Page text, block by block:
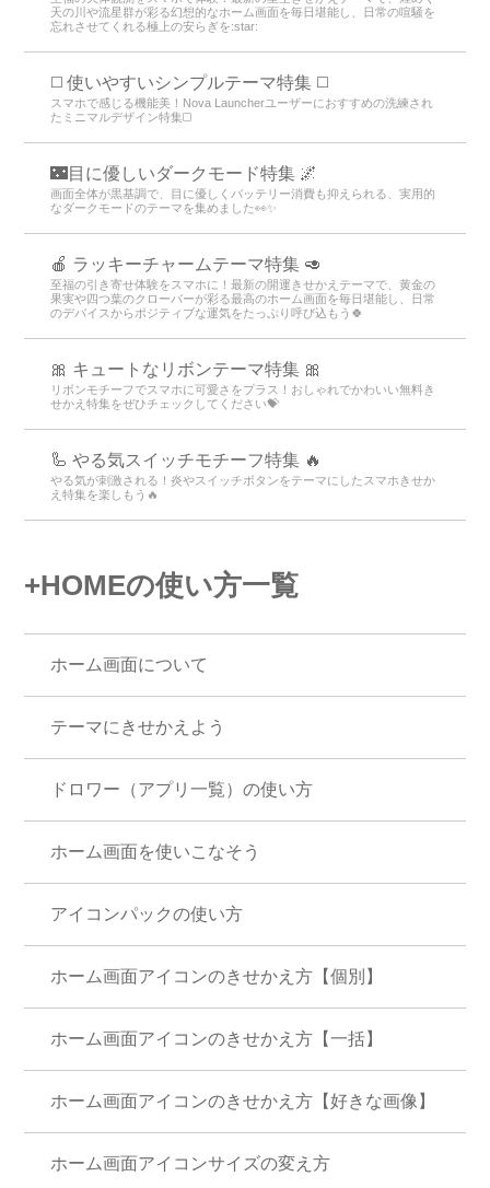
天の川や流星群が彩る幻想的なホーム画面を毎日堪能し、日常の喧騒を
忘れさせてくれる極上の安らぎを:star:️
◻️ 使いやすいシンプルテーマ特集 ◻️
スマホで感じる機能美！Nova Launcherユーザーにおすすめの洗練され
たミニマルデザイン特集◻️
🌃目に優しいダークモード特集 🌌
画面全体が黒基調で、目に優しくバッテリー消費も抑えられる、実用的
なダークモードのテーマを集めました👀✨
🍎 ラッキーチャームテーマ特集 🥑
至福の引き寄せ体験をスマホに！最新の開運きせかえテーマで、黄金の
果実や四つ葉のクローバーが彩る最高のホーム画面を毎日堪能し、日常
のデバイスからポジティブな運気をたっぷり呼び込もう🍀
🎀 キュートなリボンテーマ特集 🎀
リボンモチーフでスマホに可愛さをプラス！おしゃれでかわいい無料き
せかえ特集をぜひチェックしてください💝
🦾 やる気スイッチモチーフ特集 🔥
やる気が刺激される！炎やスイッチボタンをテーマにしたスマホきせか
え特集を楽しもう🔥
+HOMEの使い方一覧
ホーム画面について
テーマにきせかえよう
ドロワー（アプリ一覧）の使い方
ホーム画面を使いこなそう
アイコンパックの使い方
ホーム画面アイコンのきせかえ方【個別】
ホーム画面アイコンのきせかえ方【一括】
ホーム画面アイコンのきせかえ方【好きな画像】
ホーム画面アイコンサイズの変え方